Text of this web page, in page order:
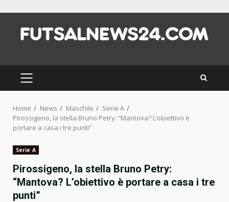
content
PRIMARY
MENU
Home News Maschile
Serie A
Pirossigeno, la stella Bruno Petry: “Mantova? L’obiettivo è
portare a casa i tre punti”
Serie A
Pirossigeno, la stella Bruno Petry:
“Mantova? L’obiettivo è portare a casa i tre
punti”